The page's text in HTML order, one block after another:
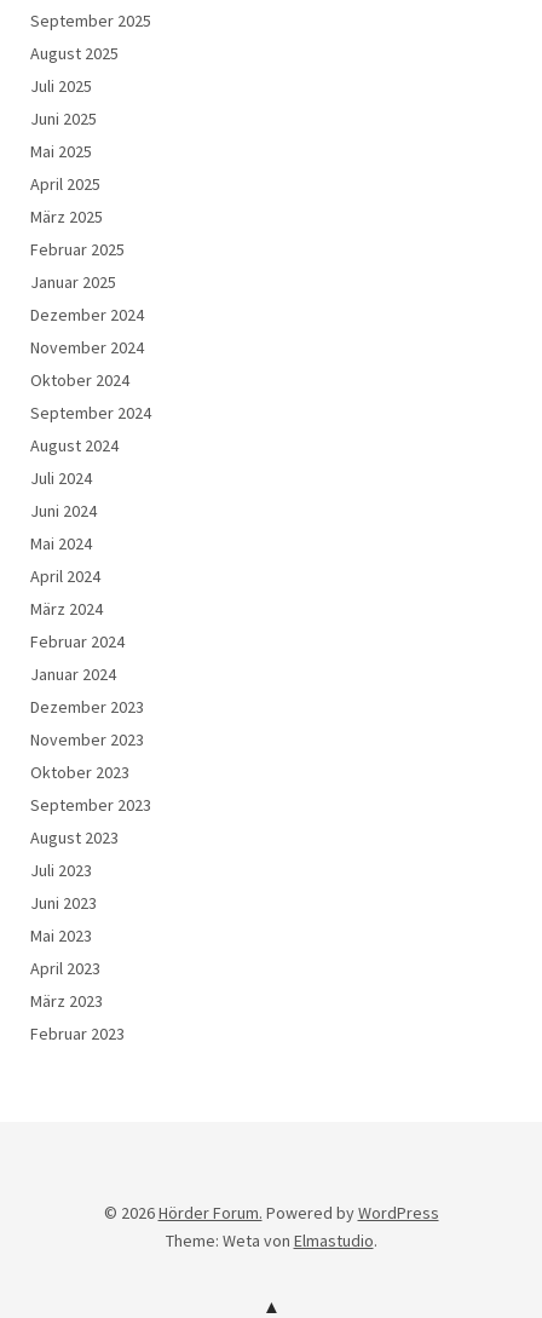
September 2025
August 2025
Juli 2025
Juni 2025
Mai 2025
April 2025
März 2025
Februar 2025
Januar 2025
Dezember 2024
November 2024
Oktober 2024
September 2024
August 2024
Juli 2024
Juni 2024
Mai 2024
April 2024
März 2024
Februar 2024
Januar 2024
Dezember 2023
November 2023
Oktober 2023
September 2023
August 2023
Juli 2023
Juni 2023
Mai 2023
April 2023
März 2023
Februar 2023
© 2026Hörder Forum. Powered byWordPress
Theme: Weta von Elmastudio.